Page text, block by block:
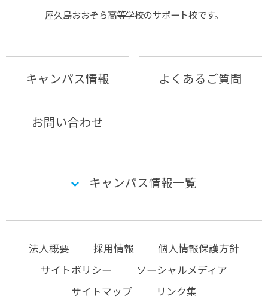
屋久島おおぞら⾼等学校のサポート校です。
キャンパス情報 よくあるご質問
お問い合わせ
キャンパス情報一覧
法人概要 採用情報
個人情報保護方針
サイトポリシー
ソーシャルメディア
サイトマップ
リンク集